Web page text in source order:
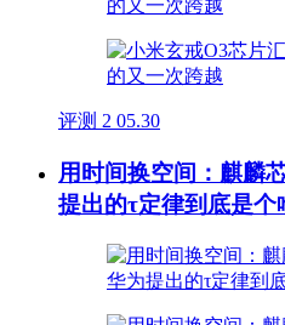
评测 2 05.30
用时间换空间：麒麟
提出的τ定律到底是个